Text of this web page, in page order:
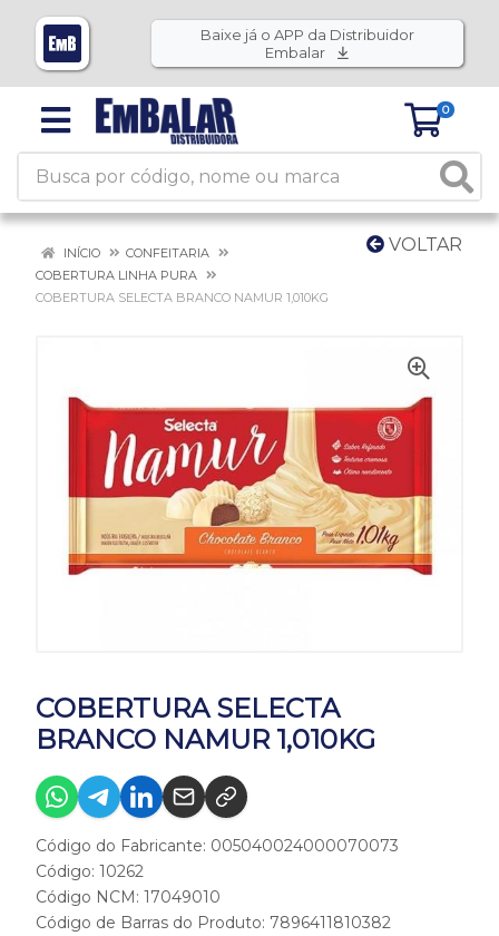
Baixe já o APP da Distribuidor
Embalar
0
VOLTAR
INÍCIO
CONFEITARIA
COBERTURA LINHA PURA
COBERTURA SELECTA BRANCO NAMUR 1,010KG
COBERTURA SELECTA
BRANCO NAMUR 1,010KG
Código do Fabricante: 005040024000070073
Código: 10262
Código NCM: 17049010
Código de Barras do Produto: 7896411810382